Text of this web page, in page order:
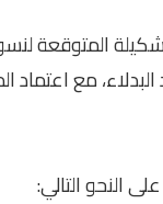
المتوقعة
مع اعتماد
النحو التالي: